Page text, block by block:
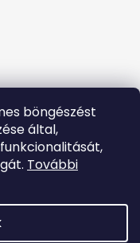
böngészést
által,
További